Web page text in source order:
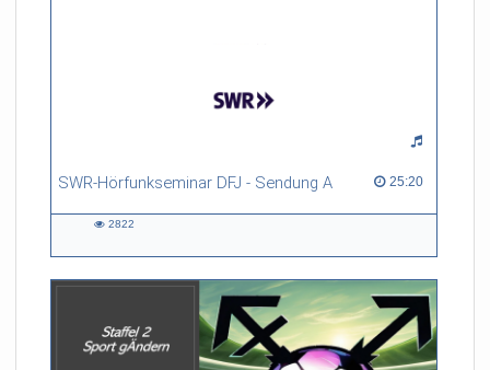
SWR-Hörfunkseminar DFJ - Sendung A 25:20
25:20 duration
2822